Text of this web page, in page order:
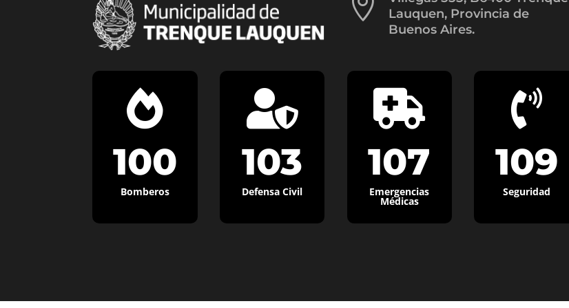
Lauquen, Provincia de
Buenos Aires.

100
Bomberos

103
Defensa Civil

107
Emergencias
Médicas

109
Seguridad